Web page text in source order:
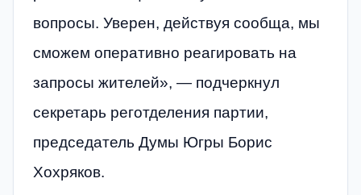
вопросы. Уверен, действуя сообща, мы
сможем оперативно реагировать на
запросы жителей», — подчеркнул
секретарь реготделения партии,
председатель Думы Югры Борис
Хохряков.